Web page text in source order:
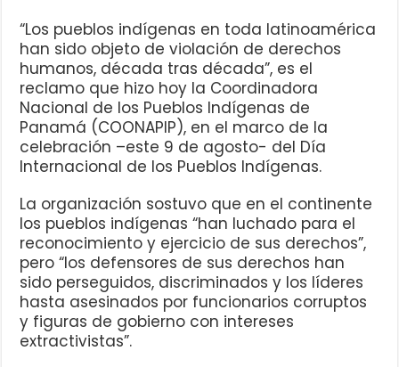
“Los pueblos indígenas en toda latinoamérica
han sido objeto de violación de derechos
humanos, década tras década”, es el
reclamo que hizo hoy la Coordinadora
Nacional de los Pueblos Indígenas de
Panamá (COONAPIP), en el marco de la
celebración –este 9 de agosto- del Día
Internacional de los Pueblos Indígenas.
La organización sostuvo que en el continente
los pueblos indígenas “han luchado para el
reconocimiento y ejercicio de sus derechos”,
pero “los defensores de sus derechos han
sido perseguidos, discriminados y los líderes
hasta asesinados por funcionarios corruptos
y figuras de gobierno con intereses
extractivistas”.